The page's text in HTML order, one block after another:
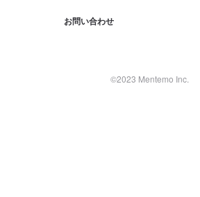
お問い合わせ
©2023 Mentemo Inc.